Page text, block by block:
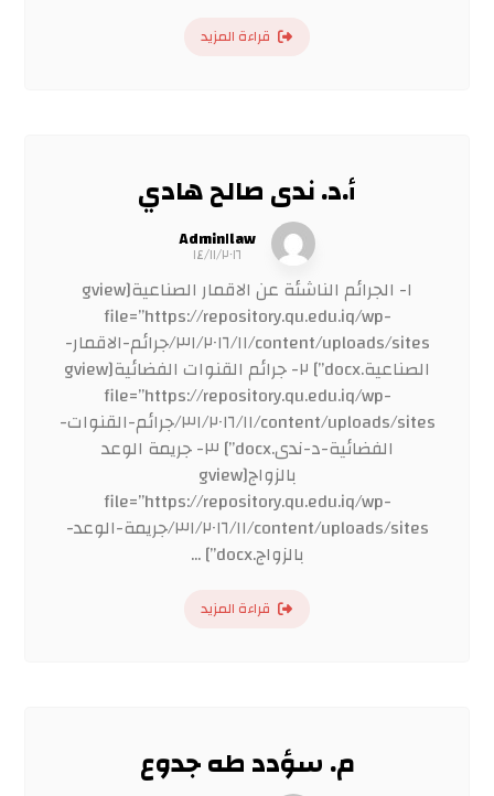
قراءة المزيد
أ.د. ندى صالح هادي
Admin١law
١٤/١١/٢٠١٦
١- الجرائم الناشئة عن الاقمار الصناعية[gview
file=”https://repository.qu.edu.iq/wp-
content/uploads/sites/٣١/٢٠١٦/١١/جرائم-الاقمار-
الصناعية.docx”] ٢- جرائم القنوات الفضائية[gview
file=”https://repository.qu.edu.iq/wp-
content/uploads/sites/٣١/٢٠١٦/١١/جرائم-القنوات-
الفضائية-د-ندى.docx”] ٣- جريمة الوعد
بالزواج[gview
file=”https://repository.qu.edu.iq/wp-
content/uploads/sites/٣١/٢٠١٦/١١/جريمة-الوعد-
بالزواج.docx”] ...
قراءة المزيد
م. سؤدد طه جدوع